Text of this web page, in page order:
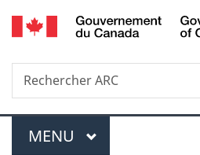
au
à
du
à
Recherche
Rechercher
ARC
Menu
MENU PRINCIPAL